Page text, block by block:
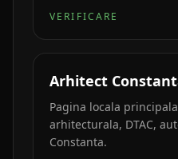
VERIFICARE
Arhitect
Pagina locala
arhitecturala, DTAC,
Constanta.